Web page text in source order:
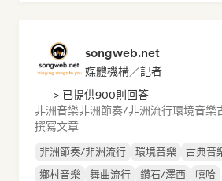
songweb.net
媒體機構／記者
> 已提供900則回答
非洲音樂非洲節奏/非洲流行環境音樂
撰寫文章
非洲節奏/非洲流行 環境音樂 古典音
鄉村音樂
舞曲流行 鑽石/澤西 嘻哈